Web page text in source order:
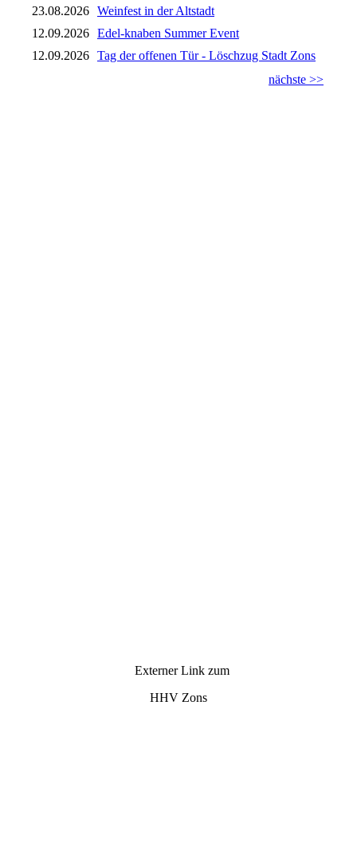
23.08.2026 Weinfest in der Altstadt
12.09.2026 Edel-knaben Summer Event
12.09.2026 Tag der offenen Tür - Löschzug Stadt Zons
nächste >>
Externer Link zum
HHV Zons